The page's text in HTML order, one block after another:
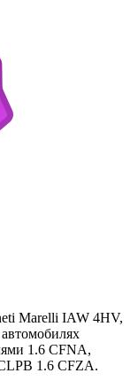
Marelli IAW 4HV,
1.6 CFNA,
1.6 CFZA.